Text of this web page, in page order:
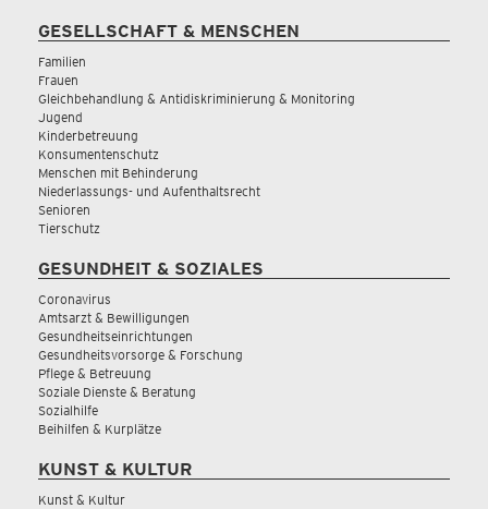
GESELLSCHAFT & MENSCHEN
Familien
Frauen
Gleichbehandlung & Antidiskriminierung & Monitoring
Jugend
Kinderbetreuung
Konsumentenschutz
Menschen mit Behinderung
Niederlassungs- und Aufenthaltsrecht
Senioren
Tierschutz
GESUNDHEIT & SOZIALES
Coronavirus
Amtsarzt & Bewilligungen
Gesundheitseinrichtungen
Gesundheitsvorsorge & Forschung
Pflege & Betreuung
Soziale Dienste & Beratung
Sozialhilfe
Beihilfen & Kurplätze
KUNST & KULTUR
Kunst & Kultur